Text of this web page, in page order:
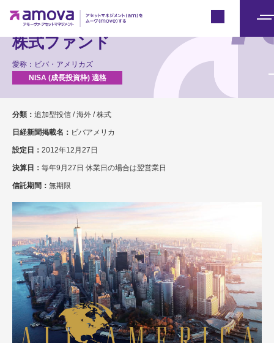
ニ
ロックフェラー・オールアメリカ
株式ファンド
愛称：ビバ・アメリカズ
分類： 追加型投信 / 海外 / 株式
日経新聞掲載名： ビバアメリカ
設定日： 2012年12月27日
決算日： 毎年9月27日 休業日の場合は翌営業日
信託期間： 無期限